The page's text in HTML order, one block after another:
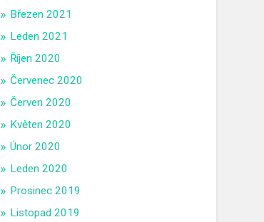
Březen 2021
Leden 2021
Říjen 2020
Červenec 2020
Červen 2020
Květen 2020
Únor 2020
Leden 2020
Prosinec 2019
Listopad 2019